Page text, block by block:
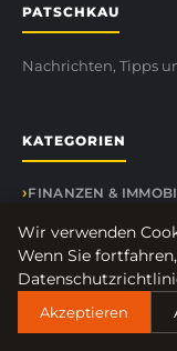
PATSCHKAU
Nachrichten, Tipps
KATEGORIEN
FINANZEN &
FRAUEN / MODE
GENERAL
GESCHÄFT
GESUNDHEIT
Wir verwenden
Wenn Sie
Akzeptieren